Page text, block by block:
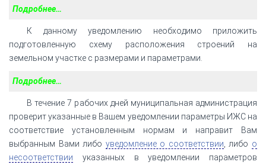
Подробнее…
К данному уведомлению необходимо приложить
подготовленную схему расположения строений на
земельном участке с размерами и параметрами.
Подробнее…
В течение 7 рабочих дней муниципальная администрация
проверит указанные в Вашем уведомлении параметры ИЖС на
соответствие установленным нормам и направит Вам
выбранным Вами либо уведомление о соответствии , либо о
несоответствии указанных в уведомлении параметров